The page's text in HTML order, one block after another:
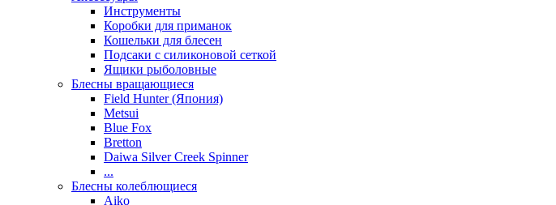
Инструменты
Коробки для приманок
Кошельки для блесен
Подсаки с силиконовой сеткой
Ящики рыболовные
Блесны вращающиеся
Field Hunter (Япония)
Metsui
Blue Fox
Bretton
Daiwa Silver Creek Spinner
...
Блесны колеблющиеся
Aiko